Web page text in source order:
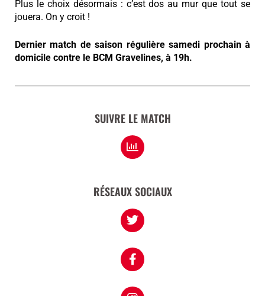
Plus le choix désormais : c’est dos au mur que tout se
jouera. On y croit !
Dernier match de saison régulière samedi prochain à
domicile contre le BCM Gravelines, à 19h.
SUIVRE LE MATCH
RÉSEAUX SOCIAUX